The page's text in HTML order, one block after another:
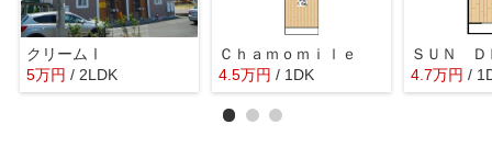
クリームⅠ
5万円 / 2LDK
Ｃｈａｍｏｍｉｌｅ
4.5万円 / 1DK
ＳＵＮ Ｄ
4.7万円 /